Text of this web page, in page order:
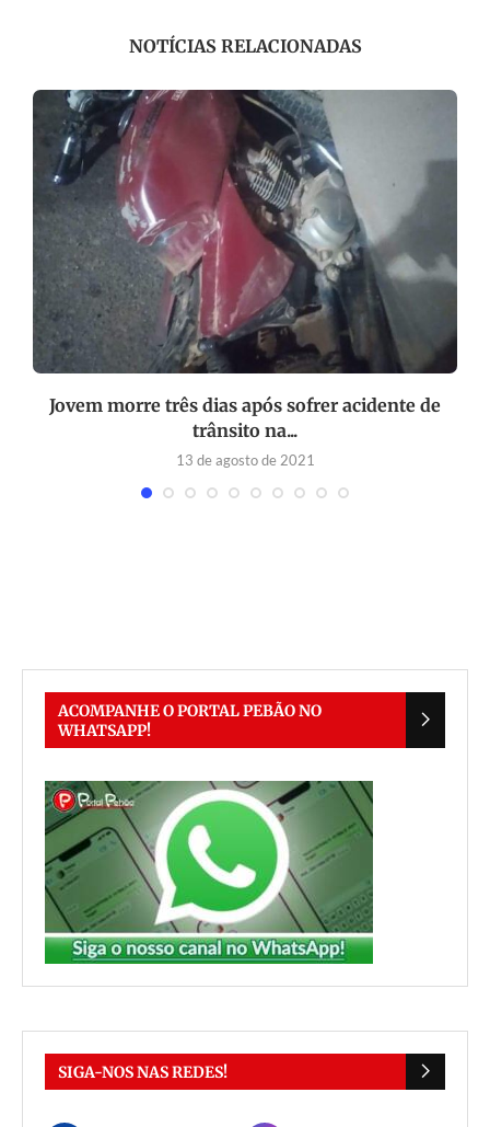
NOTÍCIAS RELACIONADAS
Jovem morre três dias após sofrer acidente de
trânsito na...
13 de agosto de 2021
ACOMPANHE O PORTAL PEBÃO NO
WHATSAPP!
SIGA-NOS NAS REDES!